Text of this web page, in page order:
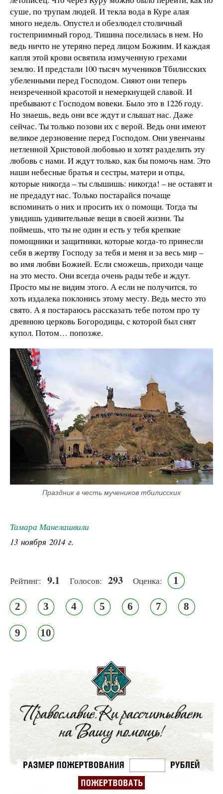
суше, по трупам людей. И текла вода в Куре алая
много недель. Опустел и обезлюдел столичный
гостеприимный город. Тишина поселилась в нем. Но
ведь ничто не утеряно перед лицом Божиим. И каждая
капля этой крови освятила измученную грехами
землю. И предстали 100 тысяч мучеников Тбилисских
убеленными перед Господом. Сияют они теперь
неизреченной красотой и немеркнущей славой. И
пребывают с Господом вовеки. Было это в 1226 году.
Но знаешь, ведь они все ждут и слышат нас. Даже
сейчас. Ты только позови их с верой. Ведь они имеют
великое дерзновение перед Господом. Они увенчаны
нетленной Христовой любовью и хотят разделить эту
любовь с нами. И ждут только, как бы помочь нам. Это
наши небесные братья и сестры, матери и отцы,
которые никогда – ты слышишь: никогда! – не оставят и
не предадут нас. Только постарайся почаще
вспоминать о них и просить их о помощи. Тогда ты
увидишь удивительные вещи в своей жизни. Ты
поймешь, что ты не один и есть у тебя крепкие
помощники и защитники, которые когда-то принесли
себя в жертву Господу за тебя и меня и за весь мир –
во имя любви Божией. Если сможешь, приходи чаще
на это место. Они всегда очень рады тебе и ждут.
Просто мы не видим этого. А если не получится, то
хоть издалека поклонись этому месту. Ведь место это
свято. А я постараюсь рассказать тебе потом про ту
древнюю церковь Богородицы, с которой был снят
купол. Потом… попозже.
Праздник в честь мучеников тбилисских
Тамара Манелашвили
13 ноября 2014 г.
Рейтинг: 9.1 Голосов: 293 Оценка: 1
2 3 4 5 6 7 8
9 10